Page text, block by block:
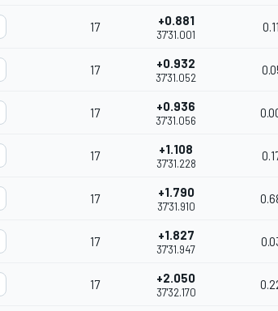
17 +0.881
37'31.001
17 +0.932
37'31.052
17 +0.936
37'31.056
17 +1.108
37'31.228
17 +1.790
37'31.910
17 +1.827
37'31.947
17 +2.050
37'32.170